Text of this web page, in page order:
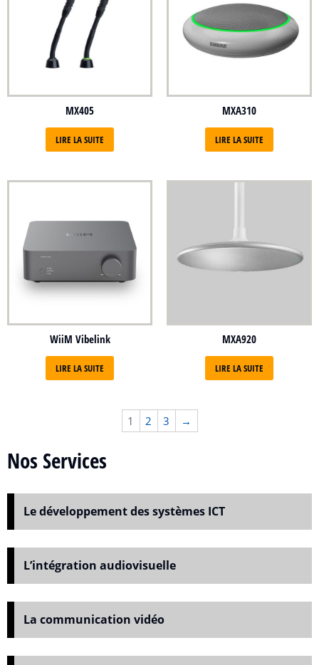
MX405
LIRE LA SUITE
MXA310
LIRE LA SUITE
WiiM Vibelink
LIRE LA SUITE
MXA920
LIRE LA SUITE
1 2 3 →
Nos Services
Le développement des systèmes ICT
L’intégration audiovisuelle
La communication vidéo